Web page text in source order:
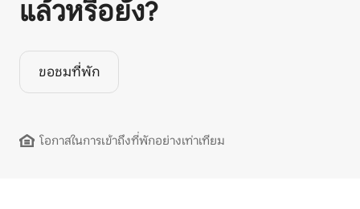
แล้วหรือยัง?
ขอชมที่พัก
โอกาสในการเข้าถึงที่พักอย่างเท่าเทียม